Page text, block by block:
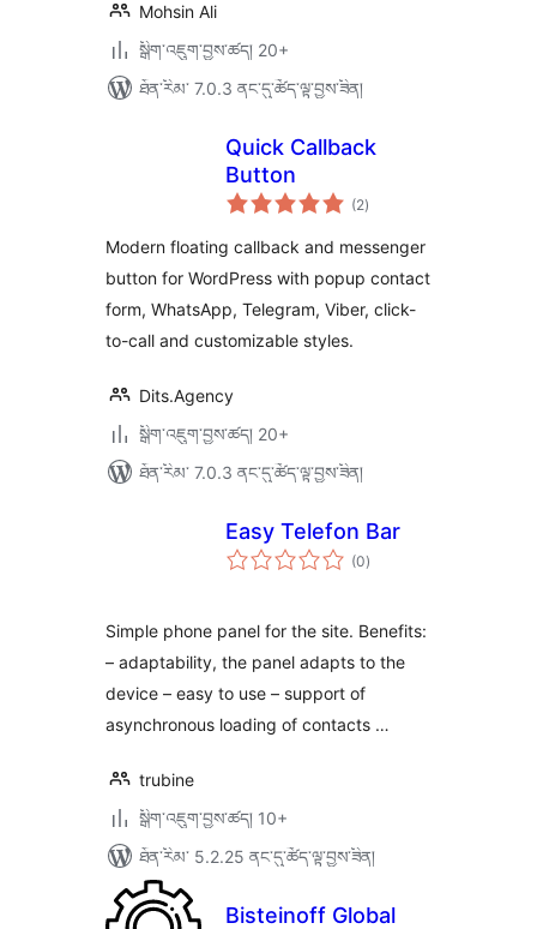
Mohsin Ali
སྒྲིག་འཇུག་བྱས་ཚད། 20+
ཐོན་རིམ་ 7.0.3 ནང་དུ་ཚོད་ལྟ་བྱས་ཟིན།
Quick Callback
Button
(2གདེང་
འཇོག་
ཚང་།
)
Modern floating callback and messenger
button for WordPress with popup contact
form, WhatsApp, Telegram, Viber, click-
to-call and customizable styles.
Dits.Agency
སྒྲིག་འཇུག་བྱས་ཚད། 20+
ཐོན་རིམ་ 7.0.3 ནང་དུ་ཚོད་ལྟ་བྱས་ཟིན།
Easy Telefon Bar
(0གདེང་
འཇོག་
)
Simple phone panel for the site. Benefits:
– adaptability, the panel adapts to the
device – easy to use – support of
asynchronous loading of contacts …
trubine
སྒྲིག་འཇུག་བྱས་ཚད། 10+
ཐོན་རིམ་ 5.2.25 ནང་དུ་ཚོད་ལྟ་བྱས་ཟིན།
Bisteinoff Global